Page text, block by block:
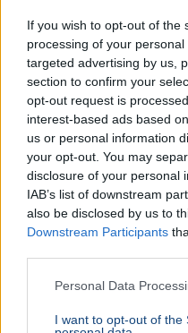
If you wish to opt-out of the
processing of your
targeted advertising by us,
section to confirm your
opt-out request is
interest-based ads based
us or personal information
your opt-out. You may
disclosure of your personal
IAB’s list of downstream
also be disclosed by us to
Downstream Participants
Personal Data
I want to opt-out of the
A teljes éves
cseréjére kellene
A magyar víziközmű-
kritikus állapotban van, a
pedig exponenciálisan
rezsicsökk...
BELFÖLD 2026. augusztus 7.
Hornok Miklós is
utódjának